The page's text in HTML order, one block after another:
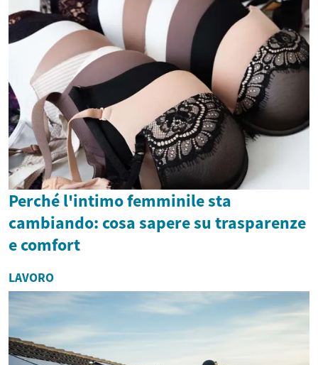
Perché l'intimo femminile sta
cambiando: cosa sapere su trasparenze
e comfort
LAVORO